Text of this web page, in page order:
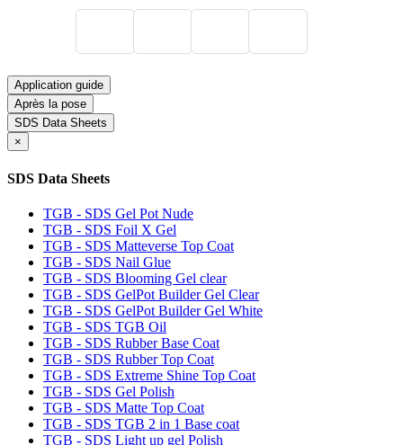
Application guide
Après la pose
SDS Data Sheets
×
SDS Data Sheets
TGB - SDS Gel Pot Nude
TGB - SDS Foil X Gel
TGB - SDS Matteverse Top Coat
TGB - SDS Nail Glue
TGB - SDS Blooming Gel clear
TGB - SDS GelPot Builder Gel Clear
TGB - SDS GelPot Builder Gel White
TGB - SDS TGB Oil
TGB - SDS Rubber Base Coat
TGB - SDS Rubber Top Coat
TGB - SDS Extreme Shine Top Coat
TGB - SDS Gel Polish
TGB - SDS Matte Top Coat
TGB - SDS TGB 2 in 1 Base coat
TGB - SDS Light up gel Polish